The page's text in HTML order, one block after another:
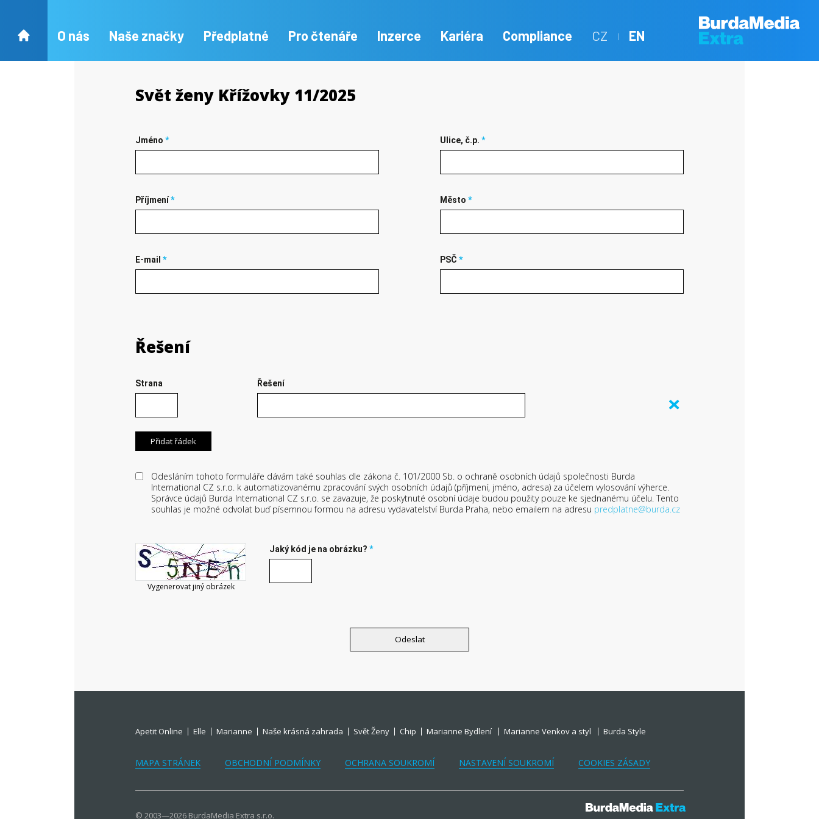
O nás Naše značky Předplatné Pro čtenáře Inzerce Kariéra Compliance CZ | EN
Svět ženy Křížovky 11/2025
Jméno *
Příjmení*
E-mail *
Ulice, č.p. *
Město *
PSČ *
Řešení
Strana Řešení
Odesláním tohoto formuláře dávám také souhlas dle zákona č. 101/2000 Sb. o ochraně osobních údajů společnosti Burda
International CZ s.r.o. k automatizovanému zpracování svých osobních údajů (příjmení, jméno, adresa) za účelem vylosování výherce.
Správce údajů Burda International CZ s.r.o. se zavazuje, že poskytnuté osobní údaje budou použity pouze ke sjednanému účelu. Tento
souhlas je možné odvolat buď písemnou formou na adresu vydavatelství Burda Praha, nebo emailem na adresu predplatne@burda.cz
Vygenerovat jiný obrázek
Jaký kód je na obrázku? *
Apetit Online Elle Marianne Naše krásná zahrada Svět Ženy Chip Marianne Bydlení Marianne Venkov a styl Burda Style
MAPA STRÁNEK OBCHODNÍ PODMÍNKY OCHRANA SOUKROMÍ NASTAVENÍ SOUKROMÍ COOKIES ZÁSADY
© 2003—2026 BurdaMedia Extra s.r.o.